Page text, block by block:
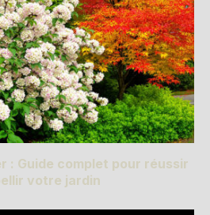
: Guide complet pour réussir
votre jardin